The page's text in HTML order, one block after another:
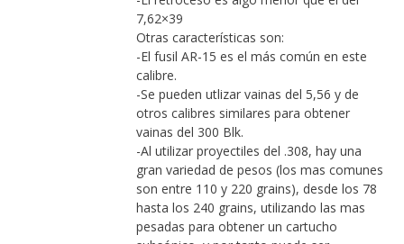
7,62×39
Otras características son:
-El fusil AR-15 es el más común en este
calibre.
-Se pueden utlizar vainas del 5,56 y de
otros calibres similares para obtener
vainas del 300 Blk.
-Al utilizar proyectiles del .308, hay una
gran variedad de pesos (los mas comunes
son entre 110 y 220 grains), desde los 78
hasta los 240 grains, utilizando las mas
pesadas para obtener un cartucho